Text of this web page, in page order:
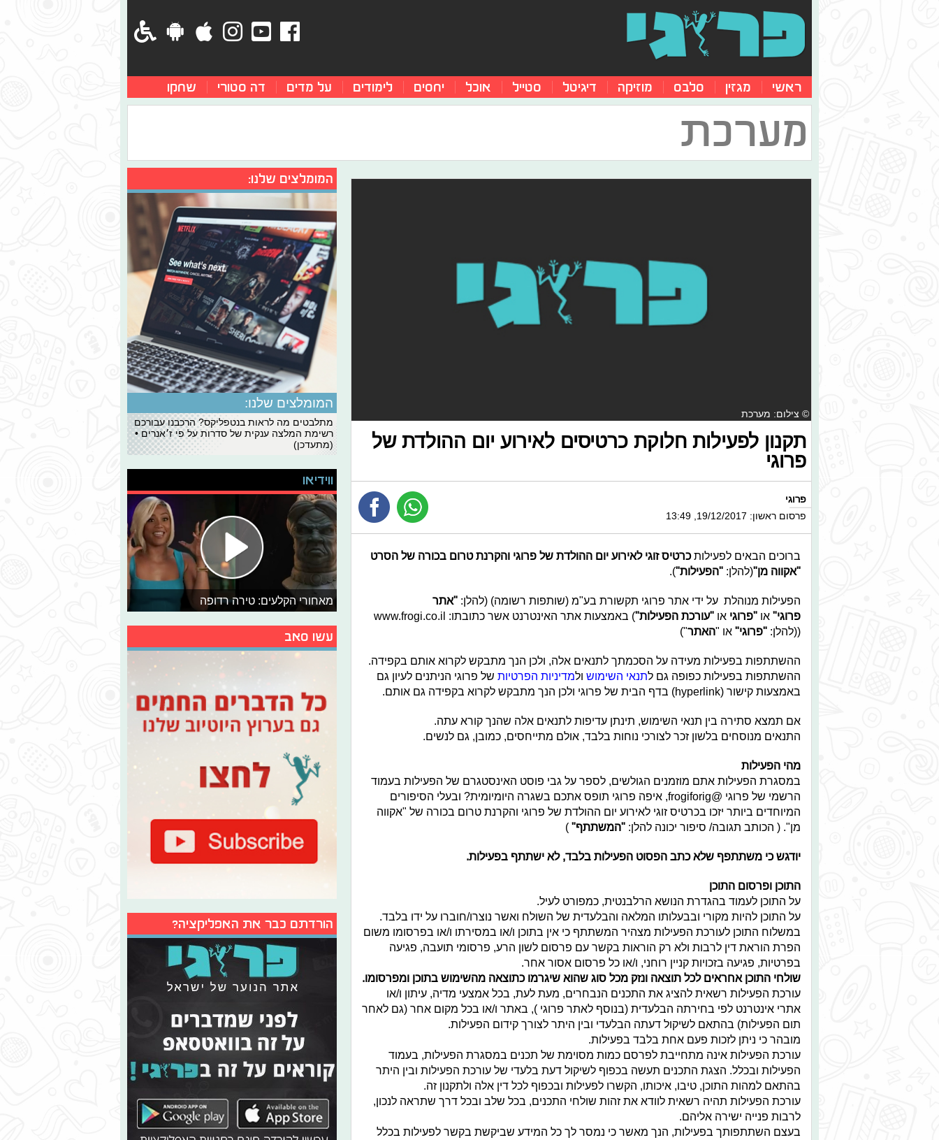
ראשי מגזין סלבס מוזיקה דיגיטל סטייל אוכל יחסים לימודים על מדים דה סטורי שחקו
מערכת
© צילום: מערכת
תקנון לפעילות חלוקת כרטיסים לאירוע יום ההולדת של
פרוגי
פרוגי
פרסום ראשון: 19/12/2017, 13:49
ברוכים הבאים לפעילותכרטיס זוגי לאירוע יום ההולדת של פרוגי והקרנת טרום בכורה של הסרט
"אקווה מן"(להלן: "הפעילות").
הפעילות מנוהלת על ידי אתר פרוגי תקשורת בע"מ (שותפות רשומה) (להלן: "אתר
פרוגי" או "פרוגי או "עורכת הפעילות"
) באמצעות אתר האינטרנט אשר כתובתו: www.frogi.co.il
((להלן: "פרוגי" או "האתר")
ההשתתפות בפעילות מעידה על הסכמתך לתנאים אלה, ולכן הנך מתבקש לקרוא אותם בקפידה.
ההשתתפות בפעילות כפופה גם לתנאי השימוש ולמדיניות הפרטיות של פרוגי הניתנים לעיון גם
באמצעות קישור (hyperlink) בדף הבית של פרוגי ולכן הנך מתבקש לקרוא בקפידה גם אותם.
אם תמצא סתירה בין תנאי השימוש, תינתן עדיפות לתנאים אלה שהנך קורא עתה.
התנאים מנוסחים בלשון זכר לצורכי נוחות בלבד, אולם מתייחסים, כמובן, גם לנשים.
מהי הפעילות
במסגרת הפעילות אתם מוזמנים הגולשים, לספר על גבי פוסט האינסטגרם של הפעילות בעמוד
הרשמי של פרוגי @frogiforig, איפה פרוגי תופס אתכם בשגרה היומיומית? ובעלי הסיפורים
המיוחדים ביותר יזכו בכרטיס זוגי לאירוע יום ההולדת של פרוגי והקרנת טרום בכורה של "אקווה
מן". ( הכותב תגובה/ סיפור יכונה להלן: "המשתתף" )
יודגש כי משתתפף שלא כתב הפסוט הפעילות בלבד, לא ישתתף בפעילות.
התוכן ופרסום התוכן
על התוכן לעמוד בהגדרת הנושא הרלבנטית, כמפורט לעיל.
על התוכן להיות מקורי ובבעלותו המלאה והבלעדית של השולח ואשר נוצרו/חוברו על ידו בלבד.
במשלוח התוכן לעורכת הפעילות מצהיר המשתתף כי אין בתוכן ו/או במסירתו ו/או בפרסומו משום
הפרת הוראת דין לרבות ולא רק הוראות בקשר עם פרסום לשון הרע, פרסומי תועבה, פגיעה
בפרטיות, פגיעה בזכויות קניין רוחני, ו/או כל פרסום אסור אחר.
שולחי התוכן אחראים לכל תוצאה ונזק מכל סוג שהוא שיגרמו כתוצאה מהשימוש בתוכן ומפרסומו.
עורכת הפעילות רשאית להציג את התכנים הנבחרים, מעת לעת, בכל אמצעי מדיה, עיתון ו/או
אתרי אינטרנט לפי בחירתה הבלעדית (בנוסף לאתר פרוגי ), באתר ו/או בכל מקום אחר (גם לאחר
תום הפעילות) בהתאם לשיקול דעתה הבלעדי ובין היתר לצורך קידום הפעילות.
מובהר כי ניתן לזכות פעם אחת בלבד בפעילות.
עורכת הפעילות אינה מתחייבת לפרסם כמות מסוימת של תכנים במסגרת הפעילות, בעמוד
הפעילות ובכלל. הצגת התכנים תעשה בכפוף לשיקול דעת בלעדי של עורכת הפעילות ובין היתר
בהתאם למהות התוכן, טיבו, איכותו, הקשרו לפעילות ובכפוף לכל דין אלה ולתקנון זה.
עורכת הפעילות תהיה רשאית לוודא את זהות שולחי התכנים, בכל שלב ובכל דרך שתראה לנכון,
לרבות פנייה ישירה אליהם.
בעצם השתתפותך בפעילות, הנך מאשר כי נמסר לך כל המידע שביקשת בקשר לפעילות בכלל
המומלצים שלנו:
המומלצים שלנו:
מתלבטים מה לראות בנטפליקס? הרכבנו עבורכם
רשימת המלצה ענקית של סדרות על פי ז׳אנרים •
(מתעדכן)
ווידיאו
מאחורי הקלעים: טירה רדופה
עשו סאב
הורדתם כבר את האפליקציה?